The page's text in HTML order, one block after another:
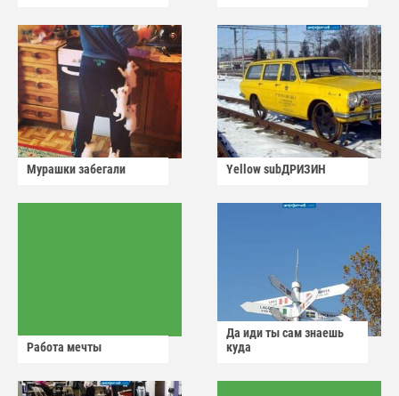
Мурашки забегали Yellow subДРИЗИН
Работа мечты
Да иди ты сам знаешь
куда